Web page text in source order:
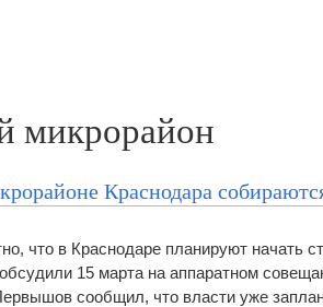
микрорайон
Краснодара
что в Краснодаре планируют начать
15 марта на аппаратном
сообщил, что власти уже